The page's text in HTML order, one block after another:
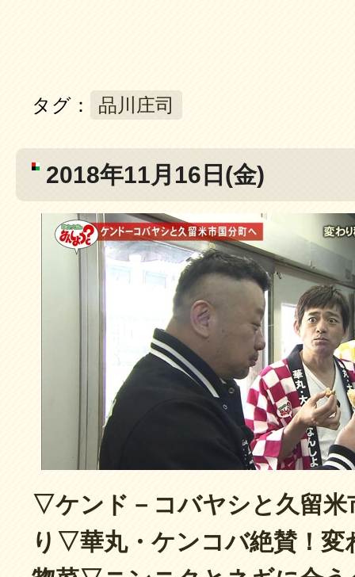
タグ： 品川庄司
2018年11月16日(金)
▽ケンド－コバヤシと久留米
り▽華丸・ケンコバ絶賛！変